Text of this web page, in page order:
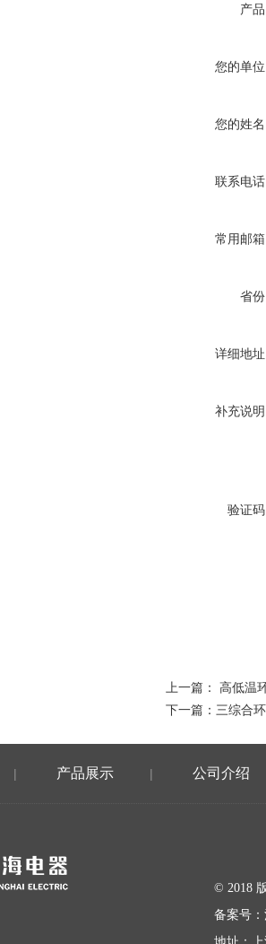
产
您的单
您的姓
联系电
常用邮
省
详细地
补充说
验证
上一篇： 高低温
下一篇： 三综合
| 产品展示 | 公司介绍
© 2018
备案号：